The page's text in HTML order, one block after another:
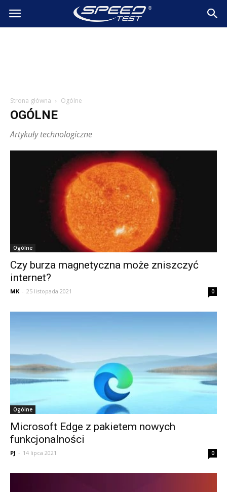
SpeedTest.pl
Strona główna Ogólne
OGÓLNE
Artykuły technologiczne
Ogólne
Czy burza magnetyczna może zniszczyć
internet?
MK - 25 listopada 2021 0
Ogólne
Microsoft Edge z pakietem nowych
funkcjonalności
PJ - 14 lipca 2021 0